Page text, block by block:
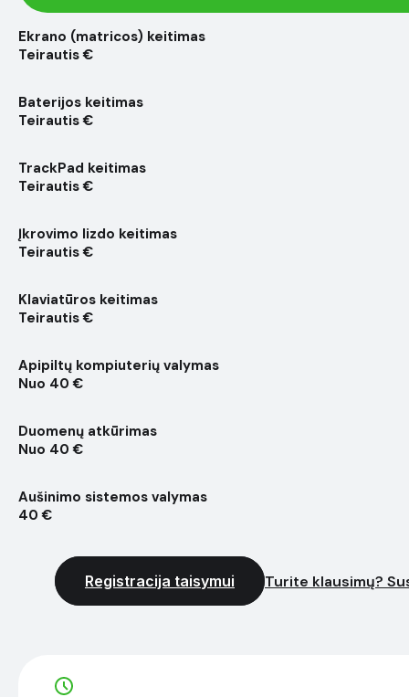
Ekrano (matricos) keitimas
Teirautis €
Baterijos keitimas
Teirautis €
TrackPad keitimas
Teirautis €
Įkrovimo lizdo keitimas
Teirautis €
Klaviatūros keitimas
Teirautis €
Apipiltų kompiuterių valymas
Nuo 40 €
Duomenų atkūrimas
Nuo 40 €
Aušinimo sistemos valymas
40 €
Registracija taisymui Turite klausimų?